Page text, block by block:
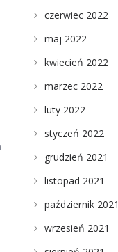
czerwiec 2022
maj 2022
kwiecień 2022
marzec 2022
luty 2022
styczeń 2022
grudzień 2021
listopad 2021
październik 2021
wrzesień 2021